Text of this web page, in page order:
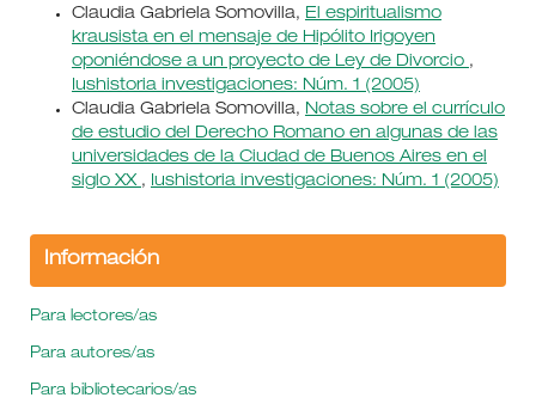
Claudia Gabriela Somovilla, El espiritualismo
krausista en el mensaje de Hipólito Irigoyen
oponiéndose a un proyecto de Ley de Divorcio ,
Iushistoria investigaciones: Núm. 1 (2005)
Claudia Gabriela Somovilla, Notas sobre el currículo
de estudio del Derecho Romano en algunas de las
universidades de la Ciudad de Buenos Aires en el
siglo XX , Iushistoria investigaciones: Núm. 1 (2005)
Información
Para lectores/as
Para autores/as
Para bibliotecarios/as